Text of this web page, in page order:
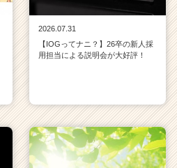
2026.07.31
【IOGってナニ？】26卒の新人採
用担当による説明会が大好評！